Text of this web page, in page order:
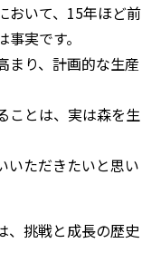
おいて、15年ほど前
実です。
まり、計画的な生産
ことは、実は森を生
いただきたいと思い
、挑戦と成長の歴史